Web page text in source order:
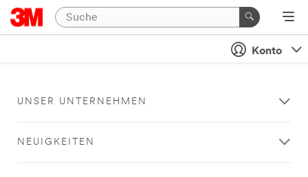
Konto
UNSER UNTERNEHMEN
NEUIGKEITEN